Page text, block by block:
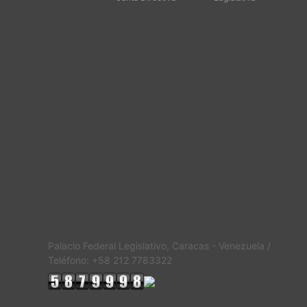
Palacio Federal Legislativo, Caracas - Venezuela /
Teléfono: +58 212 7783322